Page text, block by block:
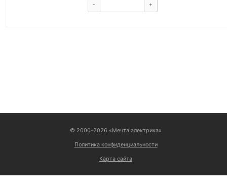
- +
© 2000–2026 «Мечта электрика»
Политика конфиденциальности
Карта сайта